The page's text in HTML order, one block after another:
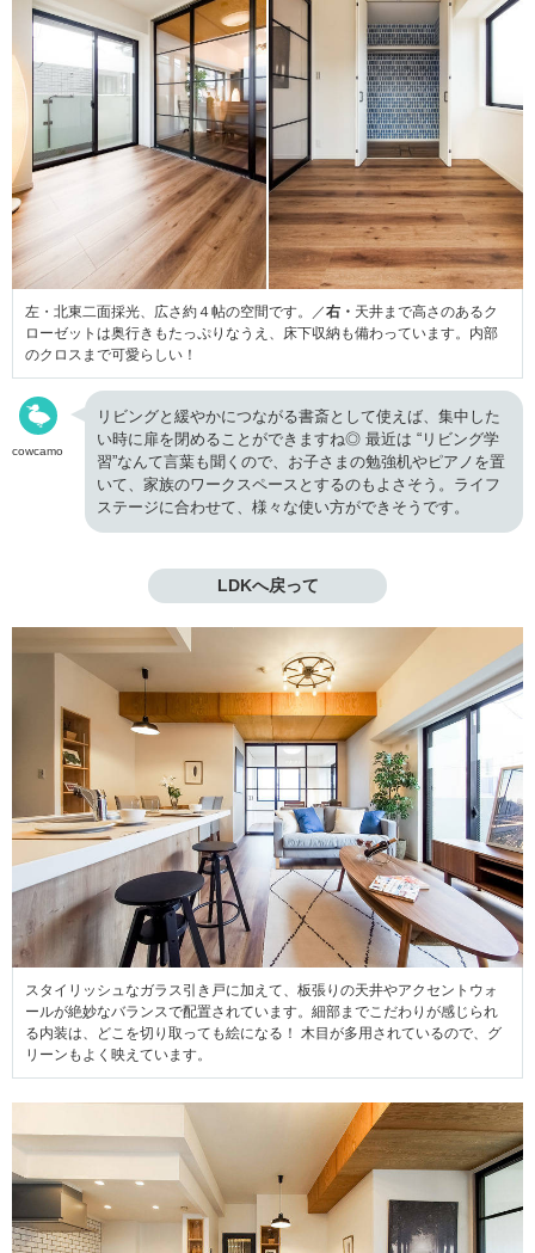
左・北東二面採光、広さ約４帖の空間です。／右・ 天井まで高さのあるク
ローゼットは奥行きもたっぷりなうえ、床下収納も備わっています。内部
のクロスまで可愛らしい！
cowcamo
リビングと緩やかにつながる書斎として使えば、集中した
い時に扉を閉めることができますね◎ 最近は “リビング学
習”なんて言葉も聞くので、お子さまの勉強机やピアノを置
いて、家族のワークスペースとするのもよさそう。ライフ
ステージに合わせて、様々な使い方ができそうです。
LDKへ戻って
スタイリッシュなガラス引き戸に加えて、板張りの天井やアクセントウォ
ールが絶妙なバランスで配置されています。細部までこだわりが感じられ
る内装は、どこを切り取っても絵になる！ 木目が多用されているので、グ
リーンもよく映えています。